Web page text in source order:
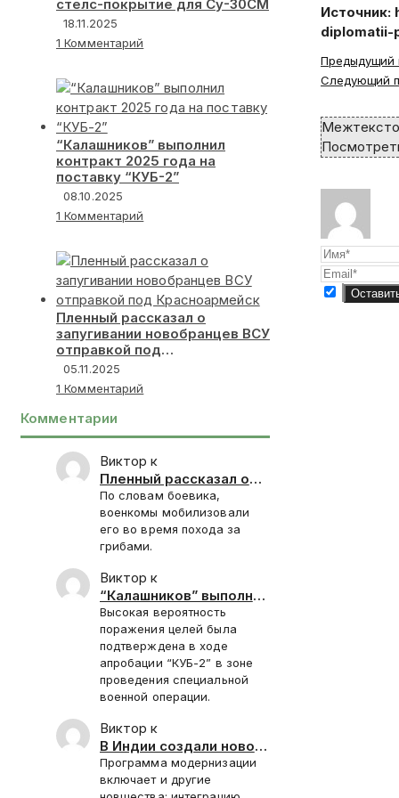
diplomatii-
Read
more
Предыдущий
Следующий
стелс-покрытие для Су-30СМ
18.11.2025
1 Комментарий
“Калашников” выполнил
контракт 2025 года на
поставку “КУБ-2”
08.10.2025
1 Комментарий
Пленный рассказал о
запугивании новобранцев ВСУ
отправкой под
Красноармейск
05.11.2025
1 Комментарий
Комментарии
Виктор к
Пленный рассказал о
запугивании
новобранцев ВСУ
отправкой под
Красноармейск
По словам боевика,
военкомы мобилизовали
его во время похода за
грибами.
Виктор к
“Калашников” выполнил
контракт 2025 года на
поставку “КУБ-2”
Высокая вероятность
поражения целей была
подтверждена в ходе
апробации “КУБ-2” в зоне
проведения специальной
военной операции.
Виктор к
В Индии создали новое
стелс-покрытие для
Су-30СМ
Программа модернизации
включает и другие